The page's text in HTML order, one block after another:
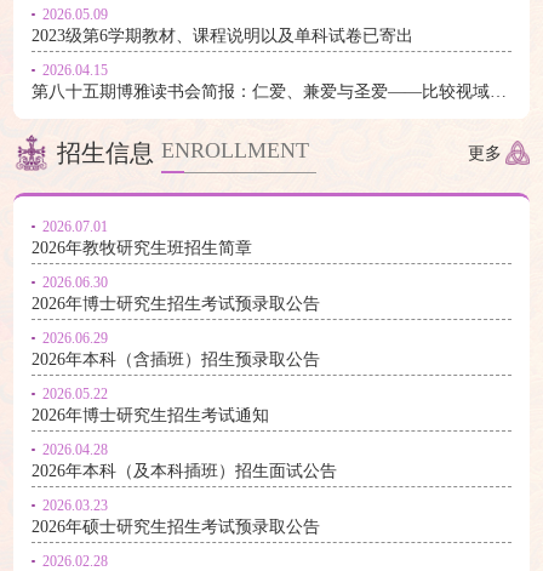
2026.05.09
2023级第6学期教材、课程说明以及单科试卷已寄出
2026.04.15
招生信息 ENROLLMENT 更多
2026.07.01
2026年教牧研究生班招生简章
2026.06.30
2026年博士研究生招生考试预录取公告
2026.06.29
2026年本科（含插班）招生预录取公告
2026.05.22
2026年博士研究生招生考试通知
2026.04.28
2026年本科（及本科插班）招生面试公告
2026.03.23
2026年硕士研究生招生考试预录取公告
2026.02.28